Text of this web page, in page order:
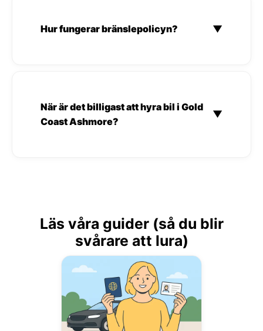
Hur fungerar bränslepolicyn? ▼
När är det billigast att hyra bil i Gold
Coast Ashmore?
▼
Läs våra guider (så du blir
svårare att lura)